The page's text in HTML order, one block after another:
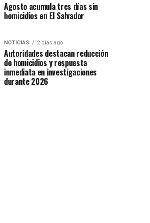
Agosto acumula tres días sin
homicidios en El Salvador
NOTICIAS 2 días ago
Autoridades destacan reducción
de homicidios y respuesta
inmediata en investigaciones
durante 2026